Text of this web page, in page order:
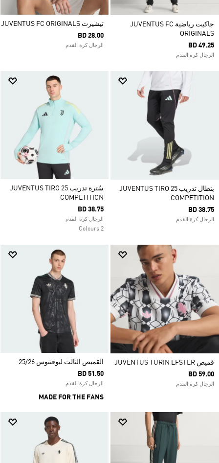
جاكيت رياضية JUVENTUS FC
ORIGINALS
BD 49.25
الرجال كرة القدم
تيشيرت JUVENTUS FC ORIGINALS
BD 28.00
الرجال كرة القدم
بنطال تدريب JUVENTUS TIRO 25
COMPETITION
BD 38.75
الرجال كرة القدم
سُترة تدريب JUVENTUS TIRO 25
COMPETITION
BD 38.75
الرجال كرة القدم
2 Colours
قميص JUVENTUS TURIN LFSTLR
BD 59.00
الرجال كرة القدم
القميص الثالث ليوفنتوس 25/26
BD 51.50
الرجال كرة القدم
MADE FOR THE FANS